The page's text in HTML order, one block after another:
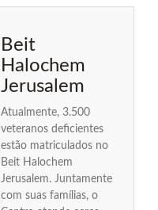
Beit
Halochem
Jerusalem
Atualmente, 3.500
veteranos deficientes
estão matriculados no
Beit Halochem
Jerusalem. Juntamente
com suas famílias, o